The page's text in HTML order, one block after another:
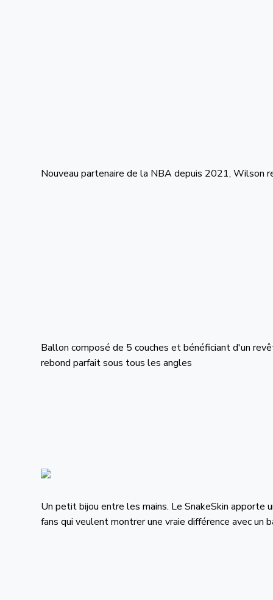
Nouveau partenaire de la NBA depuis 2021, Wilson
Ballon composé de 5 couches et bénéficiant d'un
rebond parfait sous tous les angles
Un petit bijou entre les mains. Le SnakeSkin apporte
fans qui veulent montrer une vraie différence avec un